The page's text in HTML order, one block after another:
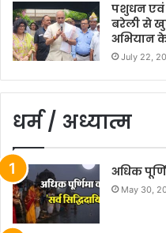
पशुधन एवं
बरेली से
अभियान
July 22,
धर्म / अध्यात्म
अधिक
May 30,